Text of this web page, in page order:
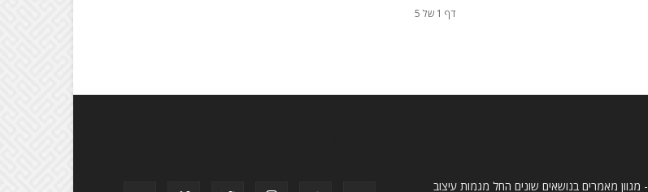
דף 1 של 5
אתר מאמרים NETZIP - מגוון מאמרים בנושאים שונים החל מגמות עיצוב